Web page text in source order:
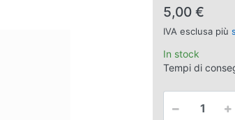
5,00 €
IVA esclusa più
In stock
Tempi di